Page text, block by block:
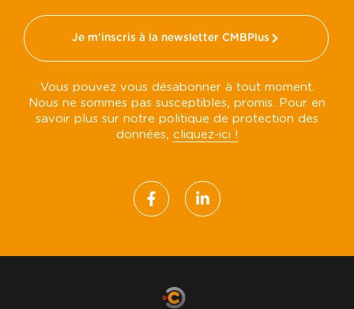
Je m'inscris à la newsletter CMBPlus
Vous pouvez vous désabonner à tout moment.
Nous ne sommes pas susceptibles, promis. Pour en
savoir plus sur notre politique de protection des
données, cliquez-ici !